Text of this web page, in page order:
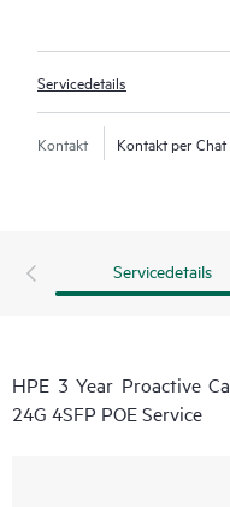
Servicedetails
Kontakt Kontakt per Chat
Servicedetails
HPE 3 Year Proactive
24G 4SFP POE Service